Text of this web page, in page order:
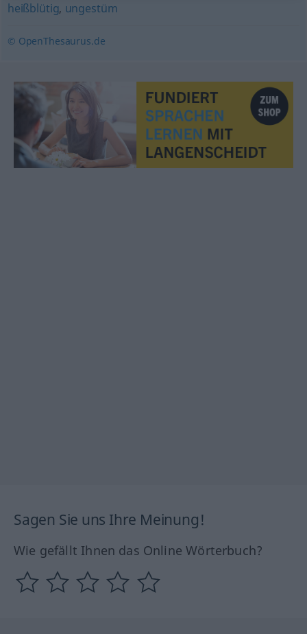
heißblütig, ungestüm
© OpenThesaurus.de
Sagen Sie uns Ihre Meinung!
Wie gefällt Ihnen das Online Wörterbuch?